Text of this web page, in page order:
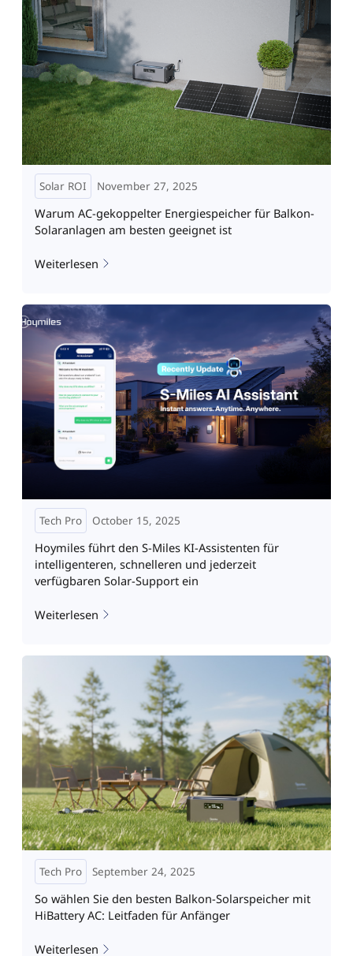
Solar ROI November 27, 2025
Warum AC-gekoppelter Energiespeicher für Balkon-
Solaranlagen am besten geeignet ist
Weiterlesen
Tech Pro October 15, 2025
Hoymiles führt den S-Miles KI-Assistenten für
intelligenteren, schnelleren und jederzeit
verfügbaren Solar-Support ein
Weiterlesen
Tech Pro September 24, 2025
So wählen Sie den besten Balkon-Solarspeicher mit
HiBattery AC: Leitfaden für Anfänger
Weiterlesen